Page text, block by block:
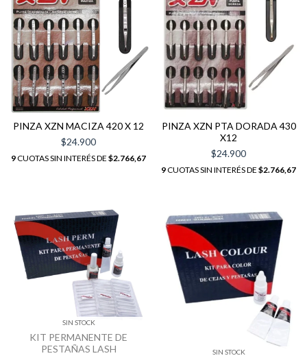
PINZA XZN MACIZA 420 X 12
$24.900
9CUOTAS SIN INTERÉS DE $2.766,67
PINZA XZN PTA DORADA 430
X12
$24.900
9CUOTAS SIN INTERÉS DE $2.766,67
SIN STOCK
KIT PERMANENTE DE
PESTAÑAS LASH
SIN STOCK